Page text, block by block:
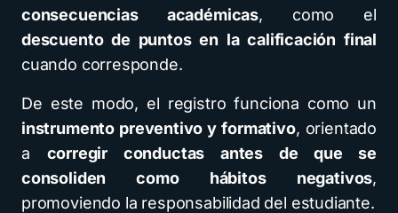
consecuencias académicas, como el
descuento de puntos en la calificación final
cuando corresponde.
De este modo, el registro funciona como un
instrumento preventivo y formativo, orientado
a corregir conductas antes de que se
consoliden como hábitos negativos,
promoviendo la responsabilidad del estudiante.